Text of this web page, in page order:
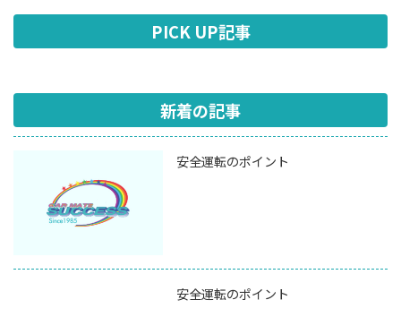
PICK UP記事
新着の記事
安全運転のポイント
安全運転のポイント